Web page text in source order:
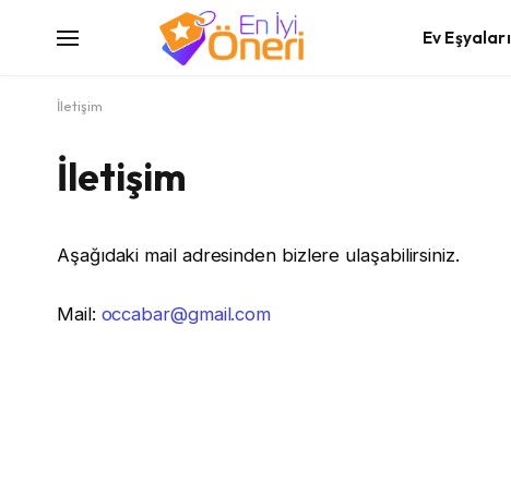
Ev Eşyaları
İletişim
İletişim
Aşağıdaki mail adresinden bizlere ulaşabilirsiniz.
Mail: occabar@gmail.com